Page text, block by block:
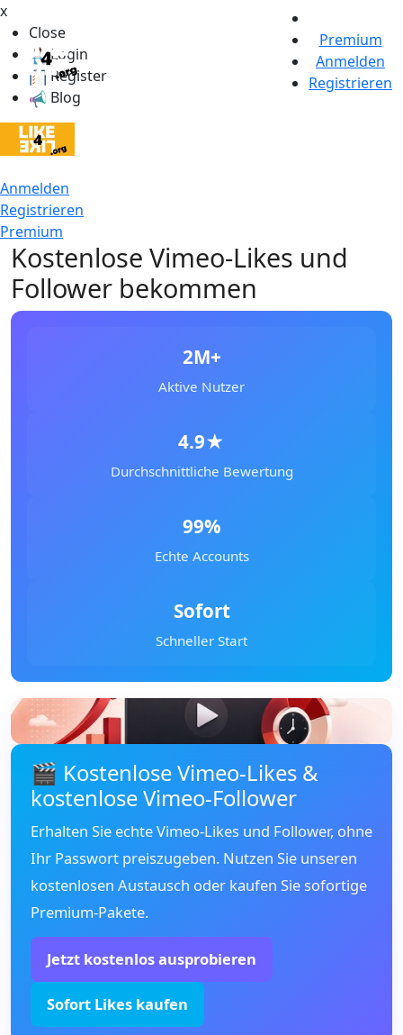
x
Close
Login
Register
Blog
Anmelden
Registrieren
Premium
Premium
Anmelden
Registrieren
Kostenlose Vimeo-Likes und
Follower bekommen
2M+
Aktive Nutzer
4.9★
Durchschnittliche Bewertung
99%
Echte Accounts
Sofort
Schneller Start
🎬 Kostenlose Vimeo-Likes &
kostenlose Vimeo-Follower
Erhalten Sie echte Vimeo-Likes und Follower, ohne
Ihr Passwort preiszugeben. Nutzen Sie unseren
kostenlosen Austausch oder kaufen Sie sofortige
Premium-Pakete.
Jetzt kostenlos ausprobieren
Sofort Likes kaufen